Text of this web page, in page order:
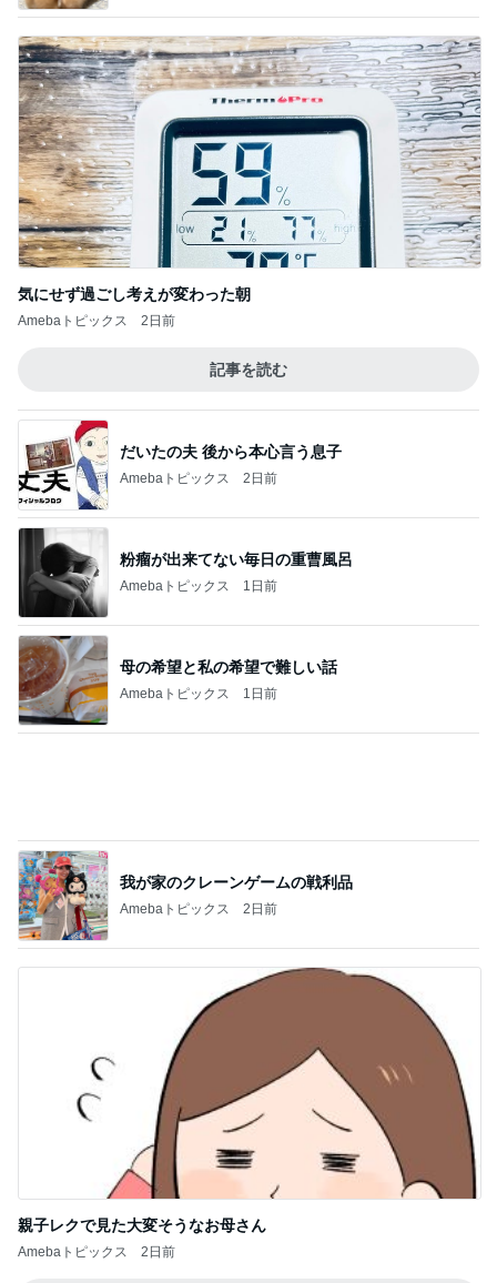
気にせず過ごし考えが変わった朝
Amebaトピックス 2日前
記事を読む
だいたの夫 後から本心言う息子
Amebaトピックス 2日前
粉瘤が出来てない毎日の重曹風呂
Amebaトピックス 1日前
母の希望と私の希望で難しい話
Amebaトピックス 1日前
我が家のクレーンゲームの戦利品
Amebaトピックス 2日前
親子レクで見た大変そうなお母さん
Amebaトピックス 2日前